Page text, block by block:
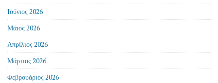
Ιούνιος 2026
Μάιος 2026
Απρίλιος 2026
Μάρτιος 2026
Φεβρουάριος 2026